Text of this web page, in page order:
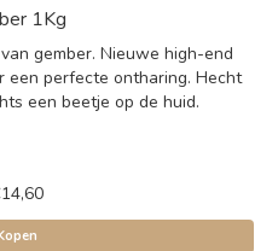
1Kg
gember. Nieuwe high-end
een perfecte ontharing. Hecht
een beetje op de huid.